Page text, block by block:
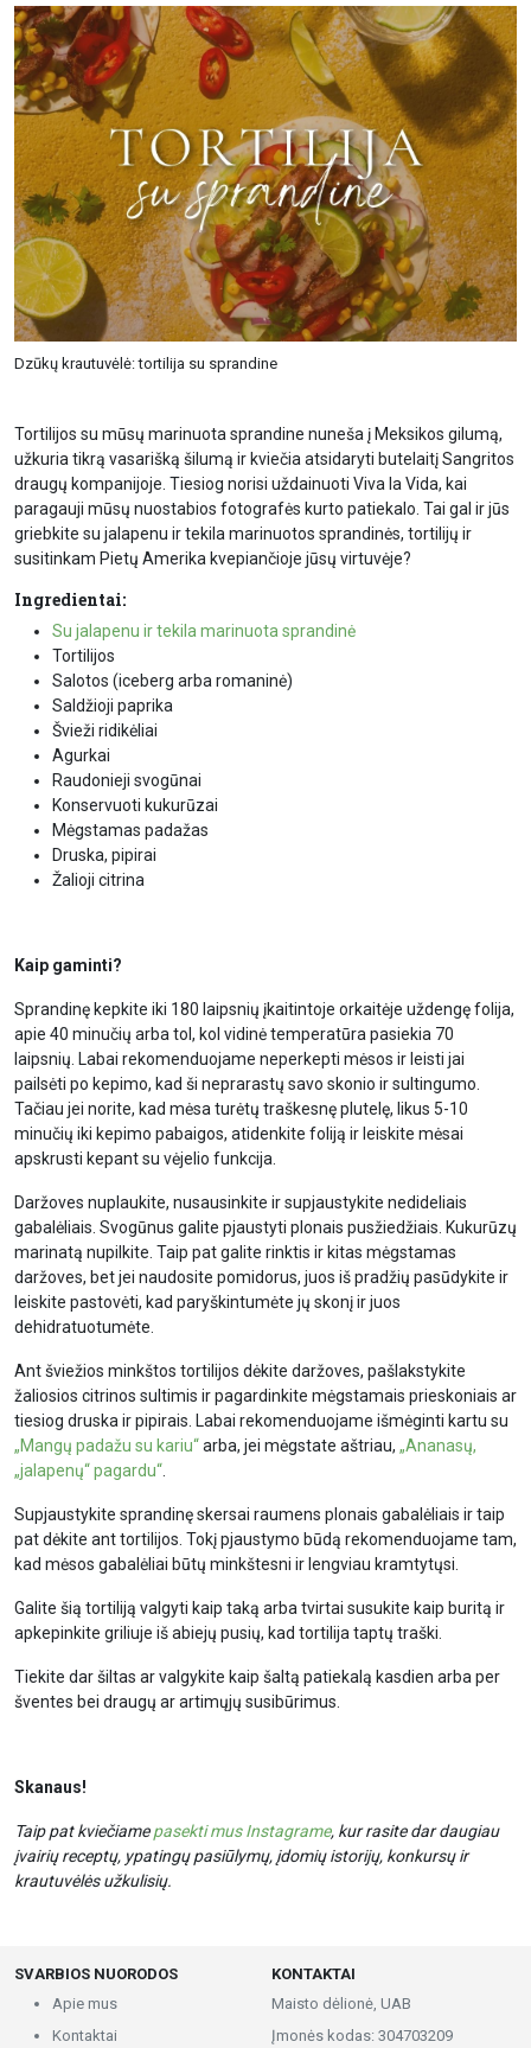
Dzūkų krautuvėlė: tortilija su sprandine
Tortilijos su mūsų marinuota sprandine nuneša į Meksikos gilumą,
užkuria tikrą vasarišką šilumą ir kviečia atsidaryti butelaitį Sangritos
draugų kompanijoje. Tiesiog norisi uždainuoti Viva la Vida, kai
paragauji mūsų nuostabios fotografės kurto patiekalo. Tai gal ir jūs
griebkite su jalapenu ir tekila marinuotos sprandinės, tortilijų ir
susitinkam Pietų Amerika kvepiančioje jūsų virtuvėje?
Ingredientai:
Su jalapenu ir tekila marinuota sprandinė
Tortilijos
Salotos (iceberg arba romaninė)
Saldžioji paprika
Švieži ridikėliai
Agurkai
Raudonieji svogūnai
Konservuoti kukurūzai
Mėgstamas padažas
Druska, pipirai
Žalioji citrina
Kaip gaminti?
Sprandinę kepkite iki 180 laipsnių įkaitintoje orkaitėje uždengę folija,
apie 40 minučių arba tol, kol vidinė temperatūra pasiekia 70
laipsnių. Labai rekomenduojame neperkepti mėsos ir leisti jai
pailsėti po kepimo, kad ši neprarastų savo skonio ir sultingumo.
Tačiau jei norite, kad mėsa turėtų traškesnę plutelę, likus 5-10
minučių iki kepimo pabaigos, atidenkite foliją ir leiskite mėsai
apskrusti kepant su vėjelio funkcija.
Daržoves nuplaukite, nusausinkite ir supjaustykite nedideliais
gabalėliais. Svogūnus galite pjaustyti plonais pusžiedžiais. Kukurūzų
marinatą nupilkite. Taip pat galite rinktis ir kitas mėgstamas
daržoves, bet jei naudosite pomidorus, juos iš pradžių pasūdykite ir
leiskite pastovėti, kad paryškintumėte jų skonį ir juos
dehidratuotumėte.
Ant šviežios minkštos tortilijos dėkite daržoves, pašlakstykite
žaliosios citrinos sultimis ir pagardinkite mėgstamais prieskoniais ar
tiesiog druska ir pipirais. Labai rekomenduojame išmėginti kartu su
„Mangų padažu su kariu“arba, jei mėgstate aštriau, „Ananasų,
„jalapenų“ pagardu“
Supjaustykite sprandinę skersai raumens plonais gabalėliais ir taip
pat dėkite ant tortilijos. Tokį pjaustymo būdą rekomenduojame tam,
kad mėsos gabalėliai būtų minkštesni ir lengviau kramtytųsi.
Galite šią tortiliją valgyti kaip taką arba tvirtai susukite kaip buritą ir
apkepinkite griliuje iš abiejų pusių, kad tortilija taptų traški.
Tiekite dar šiltas ar valgykite kaip šaltą patiekalą kasdien arba per
šventes bei draugų ar artimųjų susibūrimus.
Skanaus!
Taip pat kviečiamepasekti mus Instagrame, kur rasite dar daugiau
įvairių receptų, ypatingų pasiūlymų, įdomių istorijų, konkursų ir
krautuvėlės užkulisių.
SVARBIOS NUORODOS
Apie mus
Kontaktai
KONTAKTAI
Maisto dėlionė, UAB
Įmonės kodas: 304703209